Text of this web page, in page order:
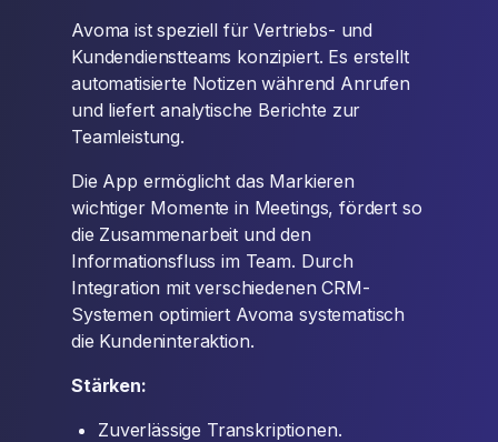
Avoma ist speziell für Vertriebs- und
Kundendienstteams konzipiert. Es erstellt
automatisierte Notizen während Anrufen
und liefert analytische Berichte zur
Teamleistung.
Die App ermöglicht das Markieren
wichtiger Momente in Meetings, fördert so
die Zusammenarbeit und den
Informationsfluss im Team. Durch
Integration mit verschiedenen CRM-
Systemen optimiert Avoma systematisch
die Kundeninteraktion.
Stärken:
Zuverlässige Transkriptionen.